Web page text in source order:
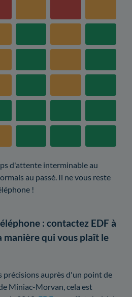
d'attente interminable au
au passé. Il ne vous reste
!
: contactez EDF à
qui vous plaît le
précisions auprès d'un point de
Miniac-Morvan, cela est